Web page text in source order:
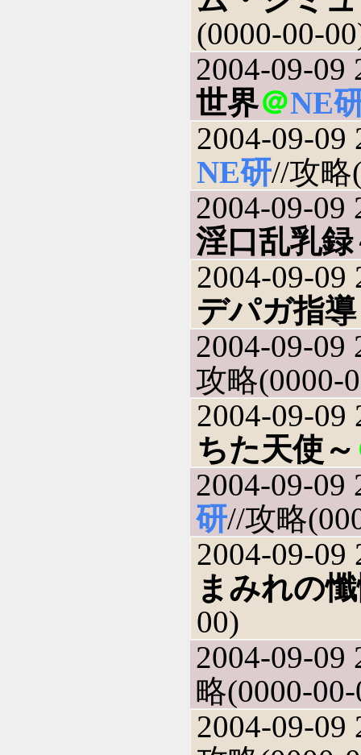
(0000-00-
2004-09-09
世界＠NE
2004-09-09
NE研//攻略
2004-09-09
淫口乱乳録
2004-09-09
デパガ指
2004-09-09
攻略(0000-
2004-09-09
ちた天使～
2004-09-09
研//攻略
2004-09-09
まみれの
00)
2004-09-09
略(0000-
2004-09-09